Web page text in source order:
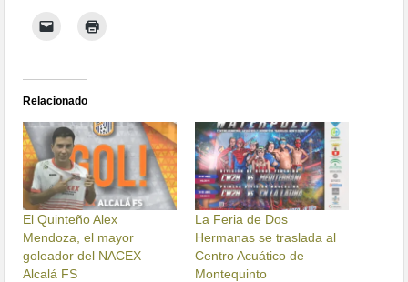
Relacionado
El Quinteño Alex
Mendoza, el mayor
goleador del NACEX
Alcalá FS
La Feria de Dos
Hermanas se traslada al
Centro Acuático de
Montequinto